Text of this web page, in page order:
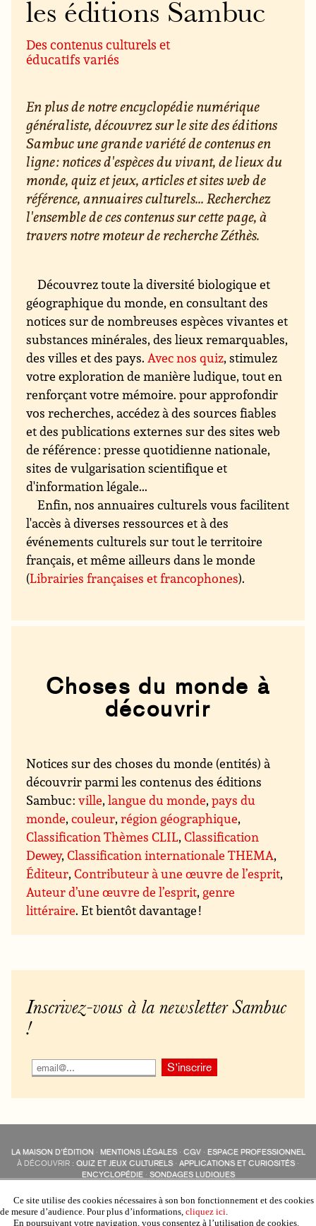
les éditions Sambuc
Des contenus culturels et
éducatifs variés
En plus de notre encyclopédie numérique
généraliste, découvrez sur le site des éditions
Sambuc une grande variété de contenus en
ligne : notices d'espèces du vivant, de lieux du
monde, quiz et jeux, articles et sites web de
référence, annuaires culturels... Recherchez
l'ensemble de ces contenus sur cette page, à
travers notre moteur de recherche Zéthès.
Découvrez toute la diversité biologique et
géographique du monde, en consultant des
notices sur de nombreuses espèces vivantes et
substances minérales, des lieux remarquables,
des villes et des pays. Avec nos quiz, stimulez
votre exploration de manière ludique, tout en
renforçant votre mémoire. pour approfondir
vos recherches, accédez à des sources fiables
et des publications externes sur des sites web
de référence : presse quotidienne nationale,
sites de vulgarisation scientifique et
d'information légale...
Enfin, nos annuaires culturels vous facilitent
l'accès à diverses ressources et à des
événements culturels sur tout le territoire
français, et même ailleurs dans le monde
(Librairies françaises et francophones).
Choses du monde à
découvrir
Notices sur des choses du monde (entités) à
découvrir parmi les contenus des éditions
Sambuc :ville,langue du monde,pays du
monde,couleur,région géographique,
Classification Thèmes CLIL,Classification
Dewey,Classification internationale THEMA,
Éditeur,Contributeur à une œuvre de l’esprit,
Auteur d’une œuvre de l’esprit, genre
littéraire. Et bientôt davantage !
Inscrivez-vous à la newsletter Sambuc
!
LA MAISON D’ÉDITION · MENTIONS LÉGALES· CGV· ESPACE PROFESSIONNEL
À DÉCOUVRIR : QUIZ ET JEUX CULTURELS · APPLICATIONS ET CURIOSITÉS ·
ENCYCLOPÉDIE· SONDAGES LUDIQUES
COLLECTIONS :SAMBUC·ÉDISOLUM·REVUE LITTÉRAIREL’EAU-FORTE
AUTRES SITES :COLL. « LES ÉDISOLUM »
Ce site utilise des cookies nécessaires à son bon fonctionnement et des cookies
de mesure d’audience. Pour plus d’informations, cliquez ici.
En poursuivant votre navigation, vous consentez à l’utilisation de cookies.